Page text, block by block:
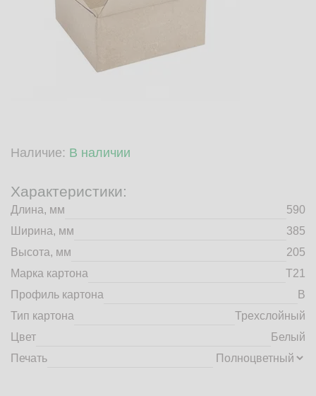
market@tdbrkarton.ru
+7 (4832) 71-44-42
г. Брянск, Белобережская улица, 1А
© 2014 - 2026 | ООО ТД "Брянский картон" Все права защищены,
информация принадлежит владельцу сайта. Копирование
Наличие: В наличии
Характеристики:
Длина, мм
590
Ширина, мм
385
Высота, мм
205
Марка картона
Т21
Профиль картона
B
Тип картона
Трехслойный
Цвет
Белый
Печать